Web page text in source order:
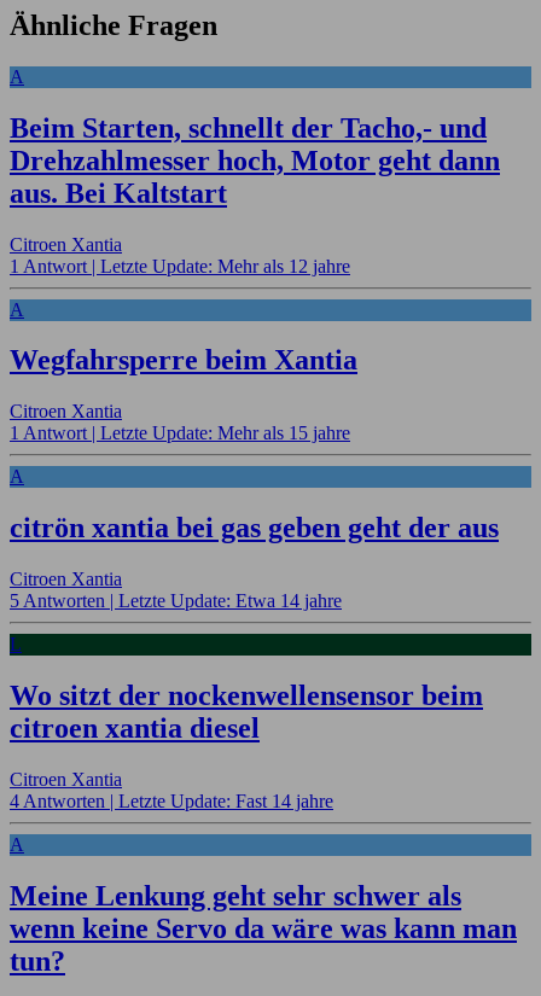
Ähnliche Fragen
A
Beim Starten, schnellt der Tacho,- und
Drehzahlmesser hoch, Motor geht dann
aus. Bei Kaltstart
Citroen Xantia
1 Antwort | Letzte Update: Mehr als 12 jahre
A
Wegfahrsperre beim Xantia
Citroen Xantia
1 Antwort | Letzte Update: Mehr als 15 jahre
A
citrön xantia bei gas geben geht der aus
Citroen Xantia
5 Antworten | Letzte Update: Etwa 14 jahre
L
Wo sitzt der nockenwellensensor beim
citroen xantia diesel
Citroen Xantia
4 Antworten | Letzte Update: Fast 14 jahre
A
Meine Lenkung geht sehr schwer als
wenn keine Servo da wäre was kann man
tun?